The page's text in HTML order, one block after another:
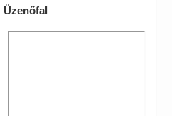
Üzenőfal